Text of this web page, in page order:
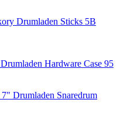
Drumladen Sticks 5B
Drumladen Hardware Case 95
Drumladen Snaredrum